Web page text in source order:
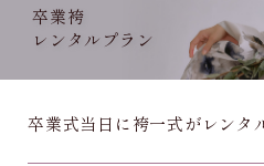
卒業袴
レンタルプラン
卒業式当日に袴一式がレンタ